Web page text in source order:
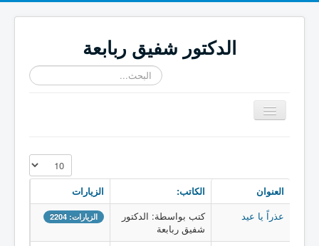
الدكتور شفيق ربابعة
البحث...
تبديل
المتصفح
عدد الإظهارات:
العنوان الكاتب:
الزيارات
عذراً يا عيد
كتب بواسطة: الدكتور
شفيق ربابعة
الزيارات: 2204